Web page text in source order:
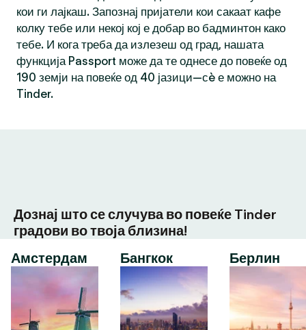
кои ги лајкаш. Запознај пријатели кои сакаат кафе
колку тебе или некој кој е добар во бадминтон како
тебе. И кога треба да излезеш од град, нашата
функција Passport може да те однесе до повеќе од
190 земји на повеќе од 40 јазици—сè е можно на
Tinder.
Дознај што се случува во повеќе Tinder
градови во твоја близина!
Амстердам
Бангкок Берлин